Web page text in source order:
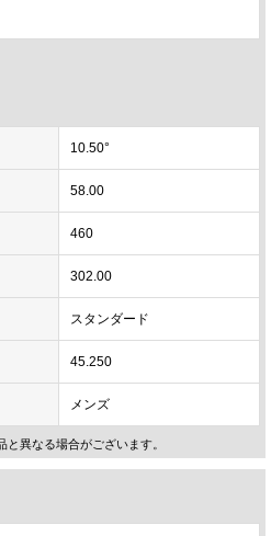
10.50°
58.00
460
302.00
スタンダード
45.250
メンズ
異なる場合がございます。